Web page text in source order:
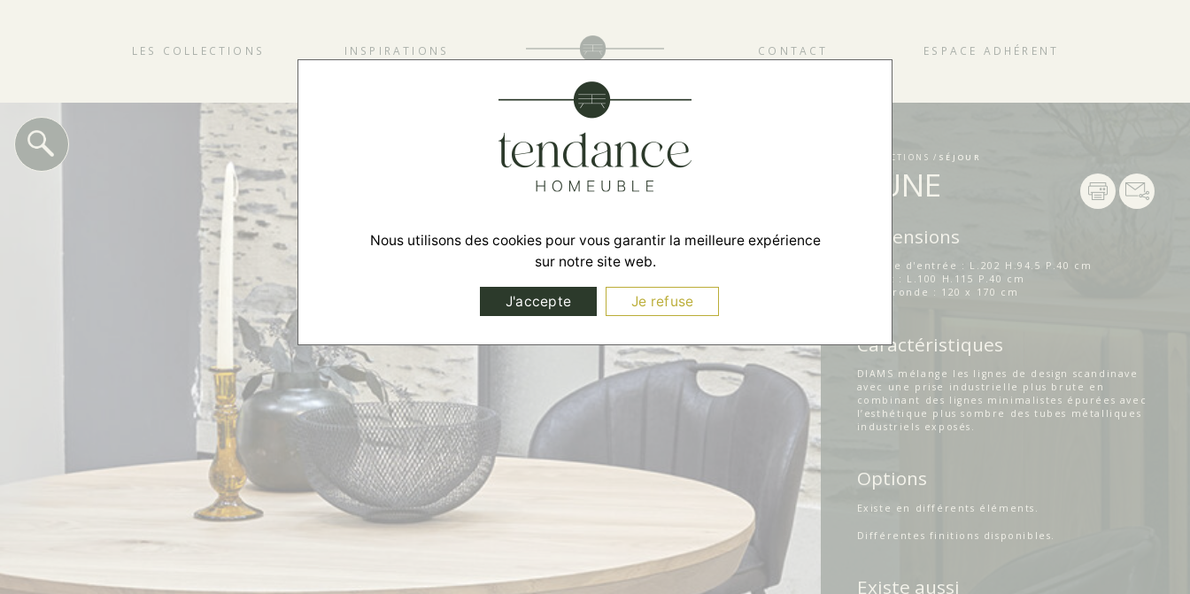
LES COLLECTIONS INSPIRATIONS CONTACT ESPACE ADHÉRENT
COLLECTIONS / SÉJOUR
DUNE
Dimensions
Meuble d'entrée : L.202 H.94.5 P.40 cm
Buffet : L.100 H.115 P.40 cm
Table ronde : 120 x 170 cm
Caractéristiques
DIAMS mélange les lignes de design scandinave
avec une prise industrielle plus brute en
combinant des lignes minimalistes épurées avec
l’esthétique plus sombre des tubes métalliques
industriels exposés.
Options
Existe en différents éléments.
Différentes finitions disponibles.
Existe aussi
Nous utilisons des cookies pour vous garantir la meilleure expérience
sur notre site web.
J'accepte Je refuse